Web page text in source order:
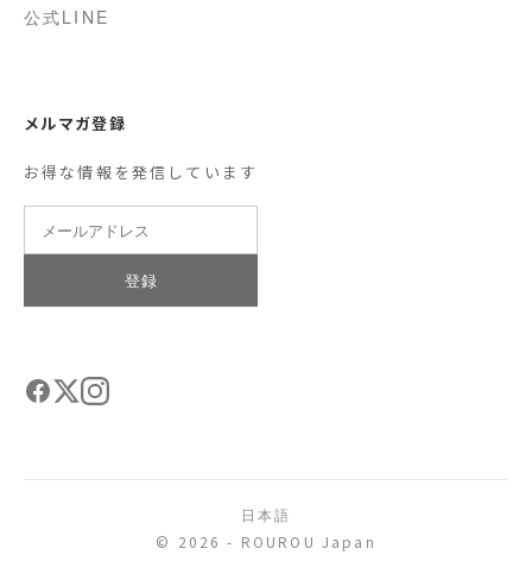
公式LINE
メルマガ登録
お得な情報を発信しています
登録
日本語
© 2026 - ROUROU Japan